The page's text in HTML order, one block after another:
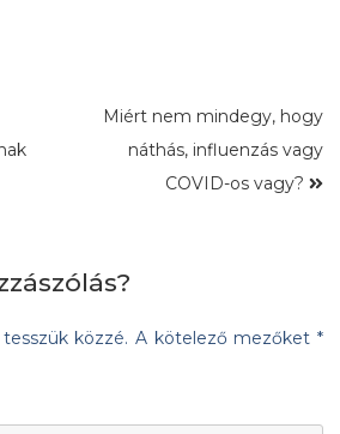
Miért nem mindegy, hogy
náthás, influenzás vagy
COVID-os vagy?
közzé. A kötelező mezőket*